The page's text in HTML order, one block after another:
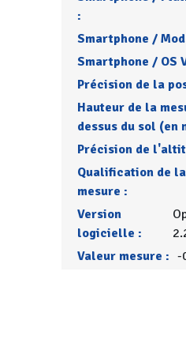
:
Smartphone /
Smartphone / OS
Précision de la
Hauteur de la
dessus du sol (en
Précision de
Qualification de la
mesure :
Version
logicielle :
Valeur mesure : -